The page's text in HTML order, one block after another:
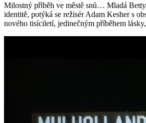
Milostný příběh ve městě snů… Mladá
identitě, potýká se režisér Adam Kesher s
nového tisíciletí, jedinečným příběhem